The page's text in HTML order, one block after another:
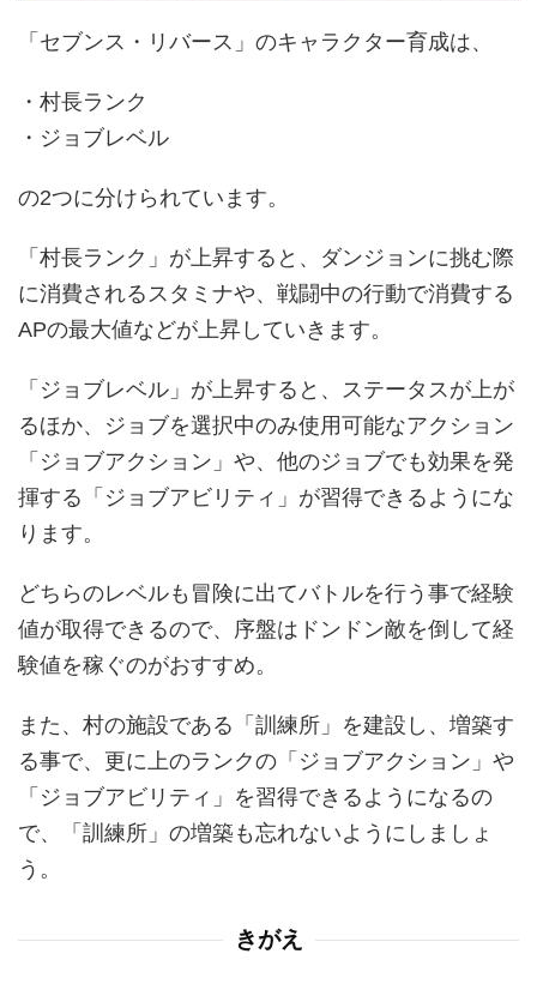
「セブンス・リバース」のキャラクター育成は、
・村長ランク
・ジョブレベル
の2つに分けられています。
「村長ランク」が上昇すると、ダンジョンに挑む際
に消費されるスタミナや、戦闘中の行動で消費する
APの最大値などが上昇していきます。
「ジョブレベル」が上昇すると、ステータスが上が
るほか、ジョブを選択中のみ使用可能なアクション
「ジョブアクション」や、他のジョブでも効果を発
揮する「ジョブアビリティ」が習得できるようにな
ります。
どちらのレベルも冒険に出てバトルを行う事で経験
値が取得できるので、序盤はドンドン敵を倒して経
験値を稼ぐのがおすすめ。
また、村の施設である「訓練所」を建設し、増築す
る事で、更に上のランクの「ジョブアクション」や
「ジョブアビリティ」を習得できるようになるの
で、「訓練所」の増築も忘れないようにしましょ
う。
きがえ